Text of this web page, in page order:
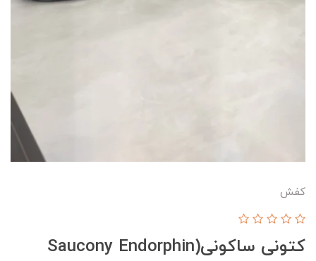
کفش
کتونی ساکونی(Saucony Endorphin